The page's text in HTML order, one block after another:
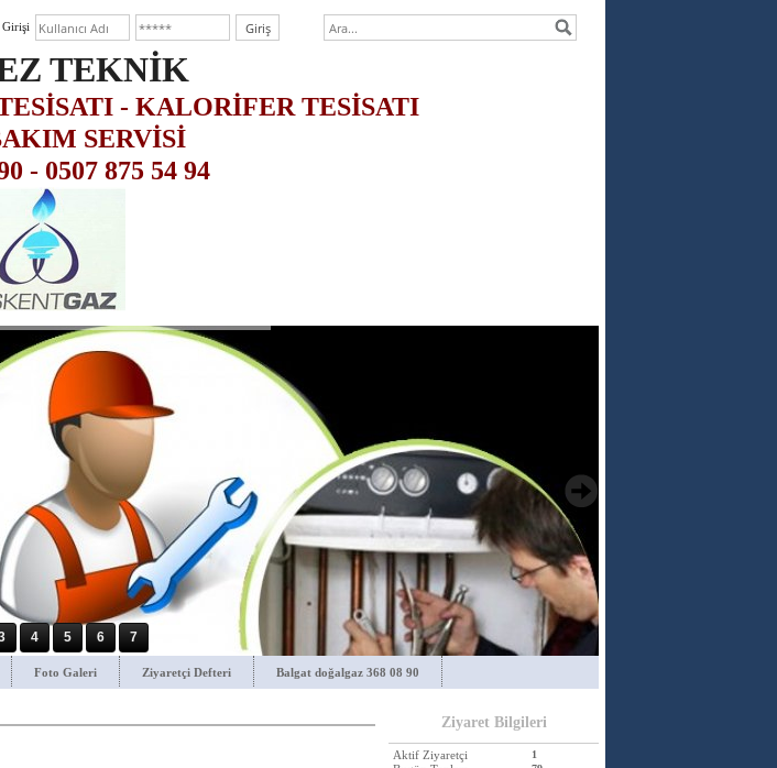
TEKNİK
- KALORİFER TESİSATI
SERVİSİ
- 0507 875 54 94
4 5 6 7
Foto Galeri Ziyaretçi Defteri Balgat doğalgaz 368 08 90
Ziyaret Bilgileri
Aktif Ziyaretçi 1